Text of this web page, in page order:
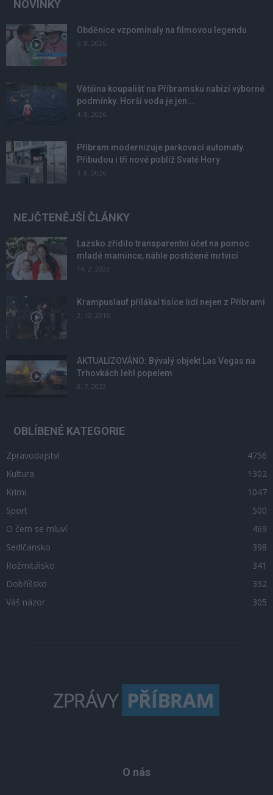
NOVINKY
Obděnice vzpomínaly na filmovou legendu
6. 8. 2026
Většina koupališť na Příbramsku nabízí výborné
podmínky. Horší voda je jen...
4. 8. 2026
Příbram modernizuje parkovací automaty.
Přibudou i tři nové poblíž Svaté Hory
3. 8. 2026
NEJČTENĚJŠÍ ČLÁNKY
Lazsko zřídilo transparentní účet na pomoc
mladé mamince, náhle postižené mrtvicí
14. 2. 2023
Krampuslauf přilákal tisíce lidí nejen z Příbrami
2. 12. 2016
AKTUALIZOVÁNO: Bývalý objekt Las Vegas na
Trhovkách lehl popelem
8. 7. 2023
OBLÍBENÉ KATEGORIE
Zpravodajství
4756
Kultura
1302
Krimi
1047
Sport
500
O čem se mluví
469
Sedlčansko
398
Rožmitálsko
341
Dobříšsko
332
Váš názor
305
O nás